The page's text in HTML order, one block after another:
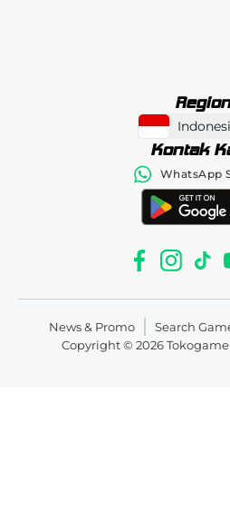
Region
Kontak
WhatsApp
News & Promo Search
Copyright © 2026Tokogame